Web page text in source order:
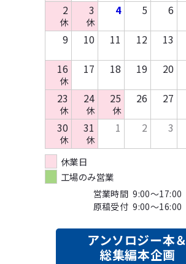
2
休
3
休
4 5 6
9
10 11 12 13
16
休
17 18 19 20
23
休
24
休
25
休
26 27
30
休
31
休
1 2 3
休業日
工場のみ営業
営業時間 9:00～17:00
原稿受付 9:00～16:00
アンソロジー本＆
総集編本企画